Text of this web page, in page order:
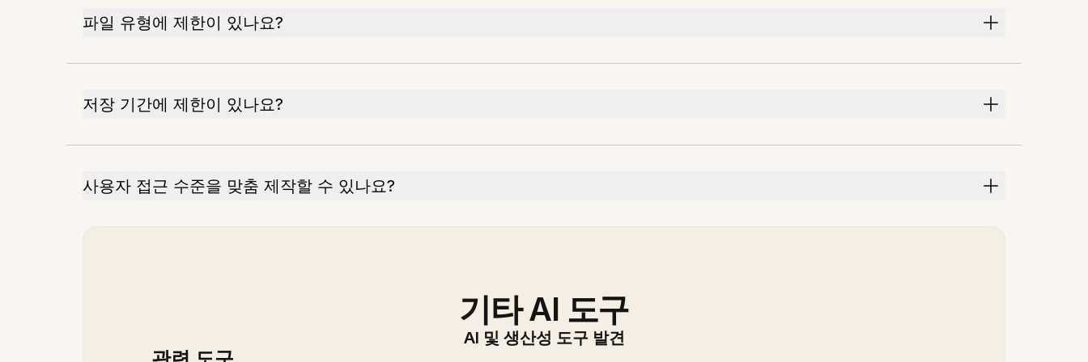
파일 유형에 제한이 있나요?
저장 기간에 제한이 있나요?
사용자 접근 수준을 맞춤 제작할 수 있나요?
기타 AI 도구
AI 및 생산성 도구 발견